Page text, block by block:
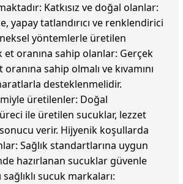
Katkısız ve doğal olanlar:
yapay tatlandırıcı ve renklendirici
yöntemlerle üretilen
et oranına sahip olanlar: Gerçek
sahip olmalı ve kıvamını
desteklenmelidir.
üretilenler: Doğal
ile üretilen sucuklar, lezzet
sonucu verir. Hijyenik koşullarda
Sağlık standartlarına uygun
hazırlanan sucuklar güvenle
sucuk markaları: